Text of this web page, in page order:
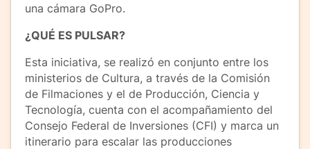
una cámara GoPro.
¿QUÉ ES PULSAR?
Esta iniciativa, se realizó en conjunto entre los
ministerios de Cultura, a través de la Comisión
de Filmaciones y el de Producción, Ciencia y
Tecnología, cuenta con el acompañamiento del
Consejo Federal de Inversiones (CFI) y marca un
itinerario para escalar las producciones